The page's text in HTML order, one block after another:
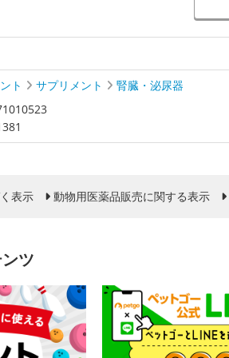
ト サプリメント
腎臓・泌尿器
表示 動物用医薬品販売に関する表示
ツ